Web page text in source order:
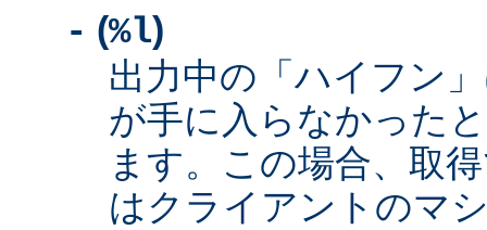
- (%l)
出力中の「ハイフン
が手に入らなかった
ます。この場合、取
はクライアントのマ